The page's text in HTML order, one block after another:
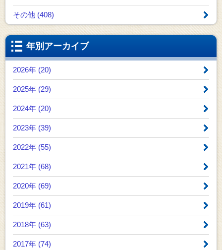
その他 (408)
年別アーカイブ
2026年 (20)
2025年 (29)
2024年 (20)
2023年 (39)
2022年 (55)
2021年 (68)
2020年 (69)
2019年 (61)
2018年 (63)
2017年 (74)